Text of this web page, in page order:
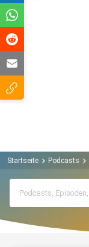
Startseite Podcasts